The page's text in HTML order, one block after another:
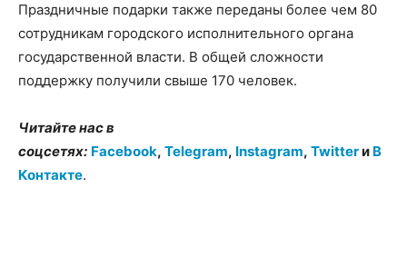
Праздничные подарки также переданы более чем 80
сотрудникам городского исполнительного органа
государственной власти. В общей сложности
поддержку получили свыше 170 человек.
Читайте нас в
соцсетях: Facebook, Telegram, Instagram, Twitterи В
Контакте.